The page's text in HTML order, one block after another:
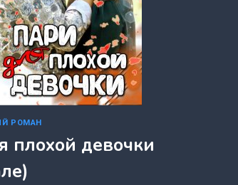
РОМАН
плохой девочки